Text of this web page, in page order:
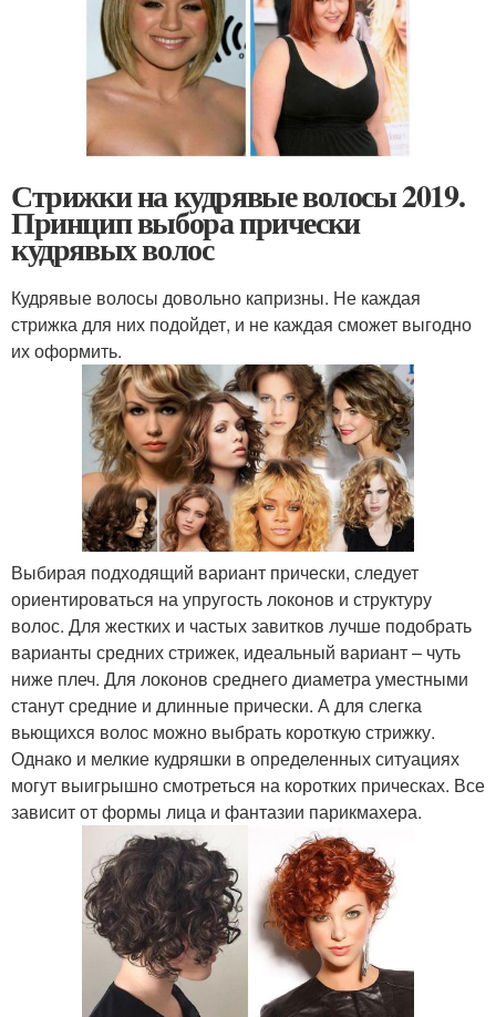
Стрижки на кудрявые волосы 2019.
Принцип выбора прически
кудрявых волос
Кудрявые волосы довольно капризны. Не каждая
стрижка для них подойдет, и не каждая сможет выгодно
их оформить.
Выбирая подходящий вариант прически, следует
ориентироваться на упругость локонов и структуру
волос. Для жестких и частых завитков лучше подобрать
варианты средних стрижек, идеальный вариант – чуть
ниже плеч. Для локонов среднего диаметра уместными
станут средние и длинные прически. А для слегка
вьющихся волос можно выбрать короткую стрижку.
Однако и мелкие кудряшки в определенных ситуациях
могут выигрышно смотреться на коротких прическах. Все
зависит от формы лица и фантазии парикмахера.